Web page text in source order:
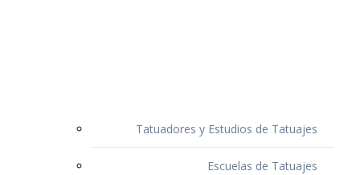
Tatuadores y Estudios de Tatuajes
Escuelas de Tatuajes